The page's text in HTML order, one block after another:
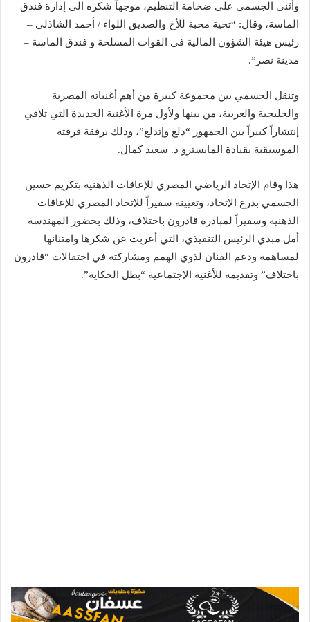
وأثنى الجسمي على ضخامة التنظيم، موجهاً شكره الى إدارة فندق
الماسة، وقال: “تحية محبة للأخ والصديق اللواء / أحمد الشاذلي –
رئيس هيئة الشؤون المالية في القوات المسلحة و فندق الماسة –
مدينة نصر”.
وتنقل الجسمي بين مجموعة كبيرة من أهم أغنياته المصرية
والخليجية والعربية، من بينها ولأول مرة الأغنية الجديدة التي تلاقي
إنتشاراً كبيراً بين الجمهور “دلع وإتدلع”، وذلك برفقة فرقته
الموسيقية بقيادة المايسترو د. سعيد كمال.
هذا وقام الإتحاد الرياضي المصري للإعاقات الذهنية بتكريم حسين
الجسمي بدرع الإتحاد، وتعيينه سفيراً للإتحاد المصري للإعاقات
الذهنية وسفيراً لمبادرة قادرون باختلاف، وذلك بحضور المهندسة
أمل مبدي الرئيس التنفيذي، التي أعربت عن شكرها وامتنانها
لمساهمة ودعم الفنان لذوي الهمم ومشاركته في احتفالات “قادرون
باختلاف” وتقديمه للأغنية الإجتماعية “بطل الحكاية”.